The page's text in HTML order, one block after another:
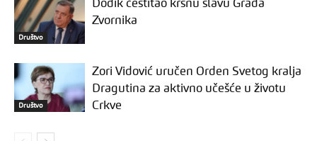
Društvo
Dodik čestitao krsnu slavu Grada
Zvornika
Društvo
Zori Vidović uručen Orden Svetog kralja
Dragutina za aktivno učešće u životu
Crkve